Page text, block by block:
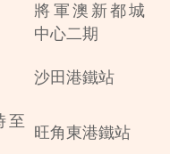
至
將軍澳新都城
中心二期
沙田港鐵站
旺角東港鐵站